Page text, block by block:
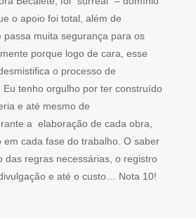
o apoio foi total, além de
passa muita segurança para os
porque logo de cara, esse
o processo de
Eu tenho orgulho por ter construído
e até mesmo de
a elaboração de cada obra,
em cada fase do trabalho. O saber
das regras necessárias, o registro
e até o custo… Nota 10!